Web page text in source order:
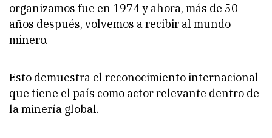
organizamos fue en 1974 y ahora, más de 50
años después, volvemos a recibir al mundo
minero.
Esto demuestra el reconocimiento internacional
que tiene el país como actor relevante dentro de
la minería global.